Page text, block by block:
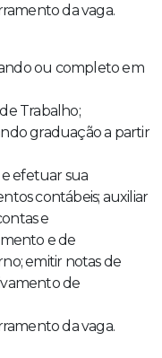
da vaga.
ou completo em
Trabalho;
graduação a partir
efetuar sua
contábeis; auxiliar
e
e de
emitir notas de
de
da vaga.